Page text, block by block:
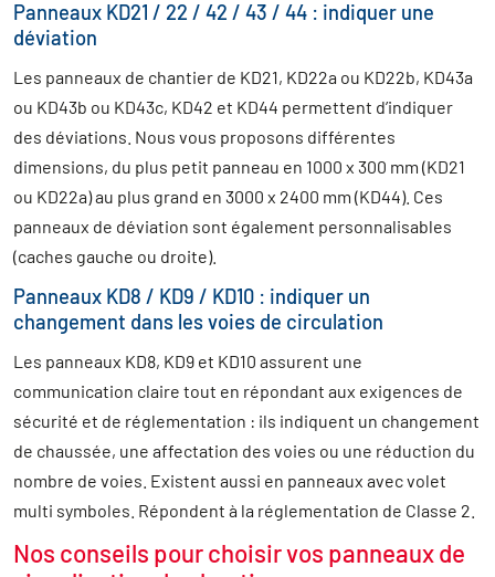
Panneaux KD21 / 22 / 42 / 43 / 44 : indiquer une
déviation
Les panneaux de chantier de KD21, KD22a ou KD22b, KD43a
ou KD43b ou KD43c, KD42 et KD44 permettent d’indiquer
des déviations. Nous vous proposons différentes
dimensions, du plus petit panneau en 1000 x 300 mm (KD21
ou KD22a) au plus grand en 3000 x 2400 mm (KD44). Ces
panneaux de déviation sont également personnalisables
(caches gauche ou droite).
Panneaux KD8 / KD9 / KD10 : indiquer un
changement dans les voies de circulation
Les panneaux KD8, KD9 et KD10 assurent une
communication claire tout en répondant aux exigences de
sécurité et de réglementation : ils indiquent un changement
de chaussée, une affectation des voies ou une réduction du
nombre de voies. Existent aussi en panneaux avec volet
multi symboles. Répondent à la réglementation de Classe 2.
Nos conseils pour choisir vos panneaux de